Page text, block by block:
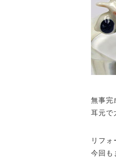
無事完
耳元で
リフォ
今回も